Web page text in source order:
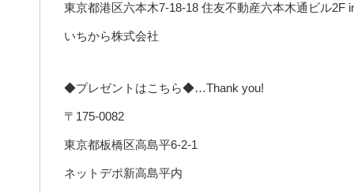
東京都港区六本木7-18-18 住友不動産六本木通ビル2F
いちから株式会社
◆プレゼントはこちら◆…Thank you!
〒175-0082
東京都板橋区高島平6-2-1
ネットデポ新高島平内